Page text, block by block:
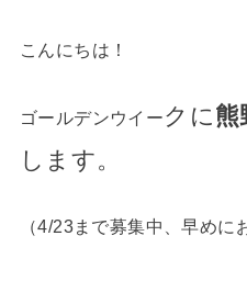
こんにちは！
ゴールデンウイークに 熊
します。
（4/23まで募集中、早めに